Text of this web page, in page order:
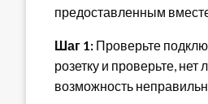
предоставленным
Шаг 1: Проверьте
розетку и проверьте,
возможность